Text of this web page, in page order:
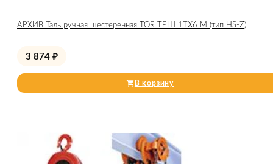
АРХИВ Таль ручная шестеренная TOR ТРШ 1ТХ6 М (тип HS-Z)
3 874 ₽
В корзину